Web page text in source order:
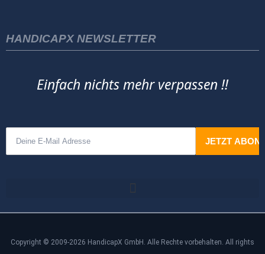
HANDICAPX NEWSLETTER
Einfach nichts mehr verpassen !!
Copyright © 2009-2026 HandicapX GmbH. Alle Rechte vorbehalten. All rights